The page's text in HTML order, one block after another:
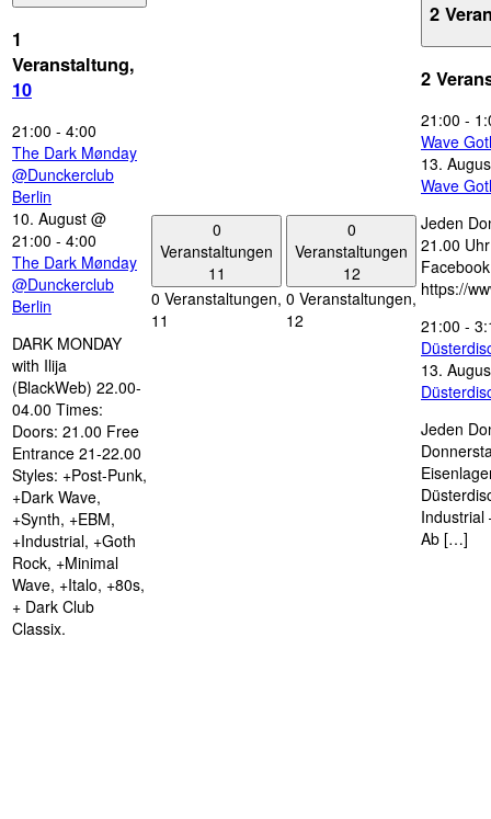
1
Veranstaltung,
10
21:00 - 4:00
The Dark Mønday
@Dunckerclub
Berlin
10. August @
21:00 - 4:00
The Dark Mønday
@Dunckerclub
Berlin
DARK MONDAY
with Ilija
(BlackWeb) 22.00-
04.00 Times:
Doors: 21.00 Free
Entrance 21-22.00
Styles: +Post-Punk,
+Dark Wave,
+Synth, +EBM,
+Industrial, +Goth
Rock, +Minimal
Wave, +Italo, +80s,
+ Dark Club
Classix.
0
Veranstaltungen
11
0 Veranstaltungen,
11
0
Veranstaltungen
12
0 Veranstaltungen,
12
2
2
21:00 -
Wave
13.
Wave
Jeden
21.00
https://
21:00 -
13.
Jeden
Industrial
Ab […]